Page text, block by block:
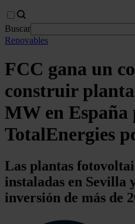
Buscar
Renovables
FCC gana un
construir
MW en España
TotalEnergies
Las plantas
instaladas en Sevilla
inversión de más de